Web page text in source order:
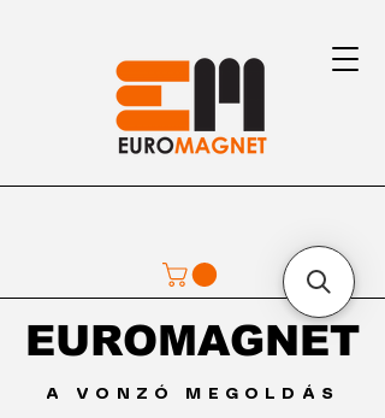
A VONZÓ MEGOLDÁS
EUROMAGNET
EUROMAGNET